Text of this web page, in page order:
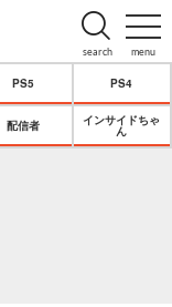
menu
search
PS5 PS4
配信者
インサイドちゃ
ん